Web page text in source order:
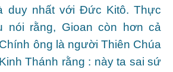
duy nhất với Đức Kitô. Thực
nói rằng, Gioan còn hơn cả
ông là người Thiên Chúa
Thánh rằng : này ta sai sứ